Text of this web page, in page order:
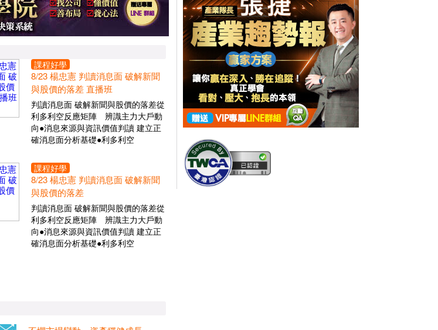
課程好學
8/23 楊忠憲 判讀消息面 破解新聞
與股價的落差 直播班
判讀消息面 破解新聞與股價的落差從
利多利空反應矩陣 辨識主力大戶動
向●消息來源與資訊價值判讀 建立正
確消息面分析基礎●利多利空
課程好學
8/23 楊忠憲 判讀消息面 破解新聞
與股價的落差
判讀消息面 破解新聞與股價的落差從
利多利空反應矩陣 辨識主力大戶動
向●消息來源與資訊價值判讀 建立正
確消息面分析基礎●利多利空